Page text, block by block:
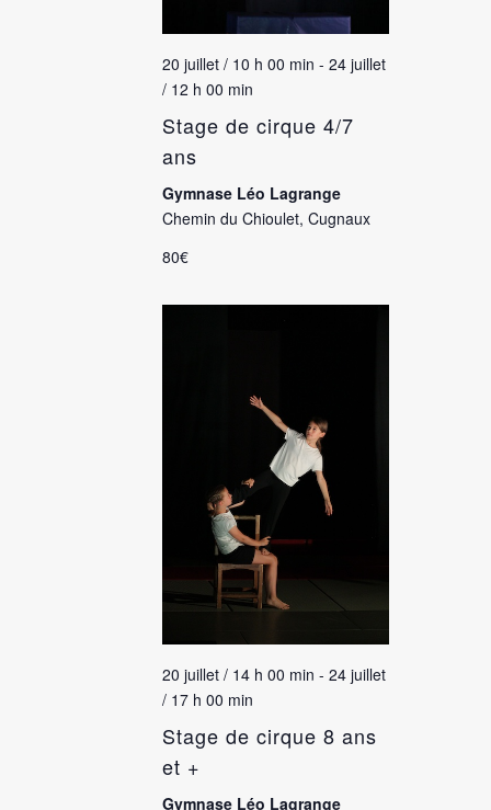
20 juillet / 10 h 00 min - 24 juillet
/ 12 h 00 min
Stage de cirque 4/7
ans
Gymnase Léo Lagrange
Chemin du Chioulet, Cugnaux
80€
20 juillet / 14 h 00 min - 24 juillet
/ 17 h 00 min
Stage de cirque 8 ans
et +
Gymnase Léo Lagrange